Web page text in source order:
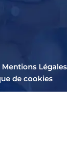
Mentions Légales
de cookies